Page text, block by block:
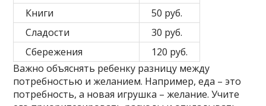
Книги
50 руб.
Сладости
30 руб.
Сбережения
120 руб.
Важно объяснять ребенку разницу между
потребностью и желанием. Например, еда – это
потребность, а новая игрушка – желание. Учите